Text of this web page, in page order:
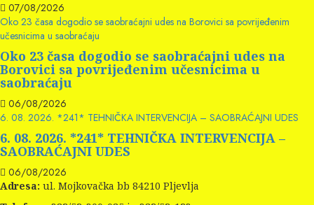
07/08/2026
Oko 23 časa dogodio se saobraćajni udes na Borovici sa povrijeđenim
učesnicima u saobraćaju
Oko 23 časa dogodio se saobraćajni udes na
Borovici sa povrijeđenim učesnicima u
saobraćaju
06/08/2026
6. 08. 2026. *241* TEHNIČKA INTERVENCIJA – SAOBRAĆAJNI UDES
6. 08. 2026. *241* TEHNIČKA INTERVENCIJA –
SAOBRAĆAJNI UDES
06/08/2026
Adresa: ul. Mojkovačka bb 84210 Pljevlja